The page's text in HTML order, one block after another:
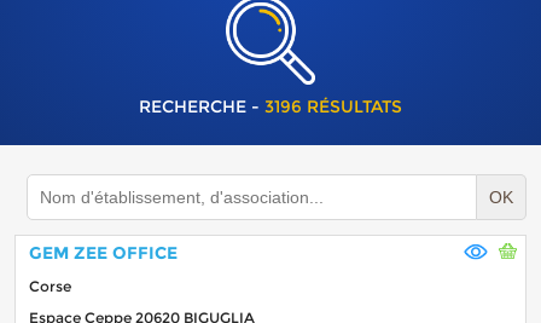
RECHERCHE - 3196 RÉSULTATS
OK
GEM ZEE OFFICE
Corse
Espace Ceppe 20620 BIGUGLIA